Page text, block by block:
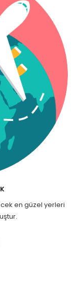
en güzel yerleri